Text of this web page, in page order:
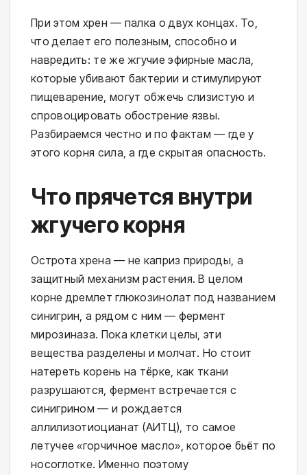
При этом хрен — палка о двух концах. То,
что делает его полезным, способно и
навредить: те же жгучие эфирные масла,
которые убивают бактерии и стимулируют
пищеварение, могут обжечь слизистую и
спровоцировать обострение язвы.
Разбираемся честно и по фактам — где у
этого корня сила, а где скрытая опасность.
Что прячется внутри
жгучего корня
Острота хрена — не каприз природы, а
защитный механизм растения. В целом
корне дремлет глюкозинолат под названием
синигрин, а рядом с ним — фермент
мирозиназа. Пока клетки целы, эти
вещества разделены и молчат. Но стоит
натереть корень на тёрке, как ткани
разрушаются, фермент встречается с
синигрином — и рождается
аллилизотиоцианат (АИТЦ), то самое
летучее «горчичное масло», которое бьёт по
носоглотке. Именно поэтому